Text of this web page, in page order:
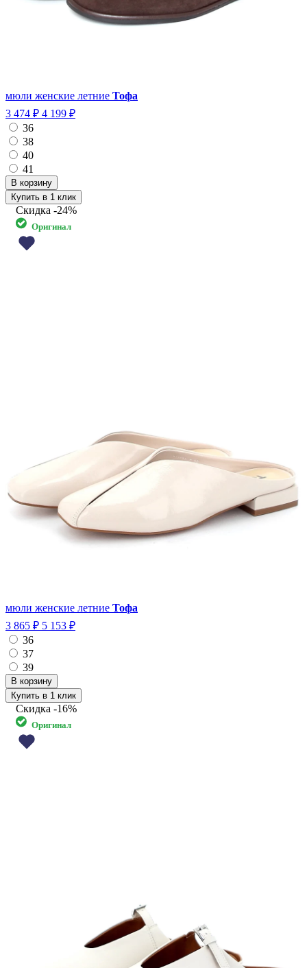
мюли женские летние Тофа
3 474 ₽ 4 199 ₽
36
38
40
41
Купить в 1 клик
Скидка -24%
Оригинал
мюли женские летние Тофа
3 865 ₽ 5 153 ₽
36
37
39
Купить в 1 клик
Скидка -16%
Оригинал